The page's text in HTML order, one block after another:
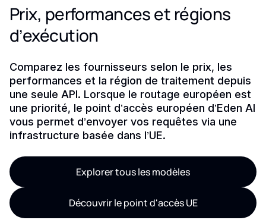
Prix, performances et régions
d’exécution
Comparez les fournisseurs selon le prix, les
performances et la région de traitement depuis
une seule API. Lorsque le routage européen est
une priorité, le point d’accès européen d’Eden AI
vous permet d’envoyer vos requêtes via une
infrastructure basée dans l’UE.
Explorer tous les modèles
Découvrir le point d'accès UE